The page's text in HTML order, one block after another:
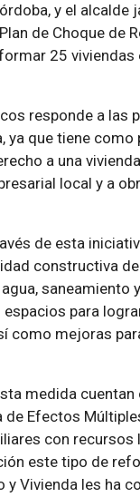
y el alcalde
de Choque de
25
responde a las
ya que tiene
a una
local y a
de esta
constructiva
saneamiento
para
como mejoras
medida
Efectos
con
este tipo de
Vivienda les ha